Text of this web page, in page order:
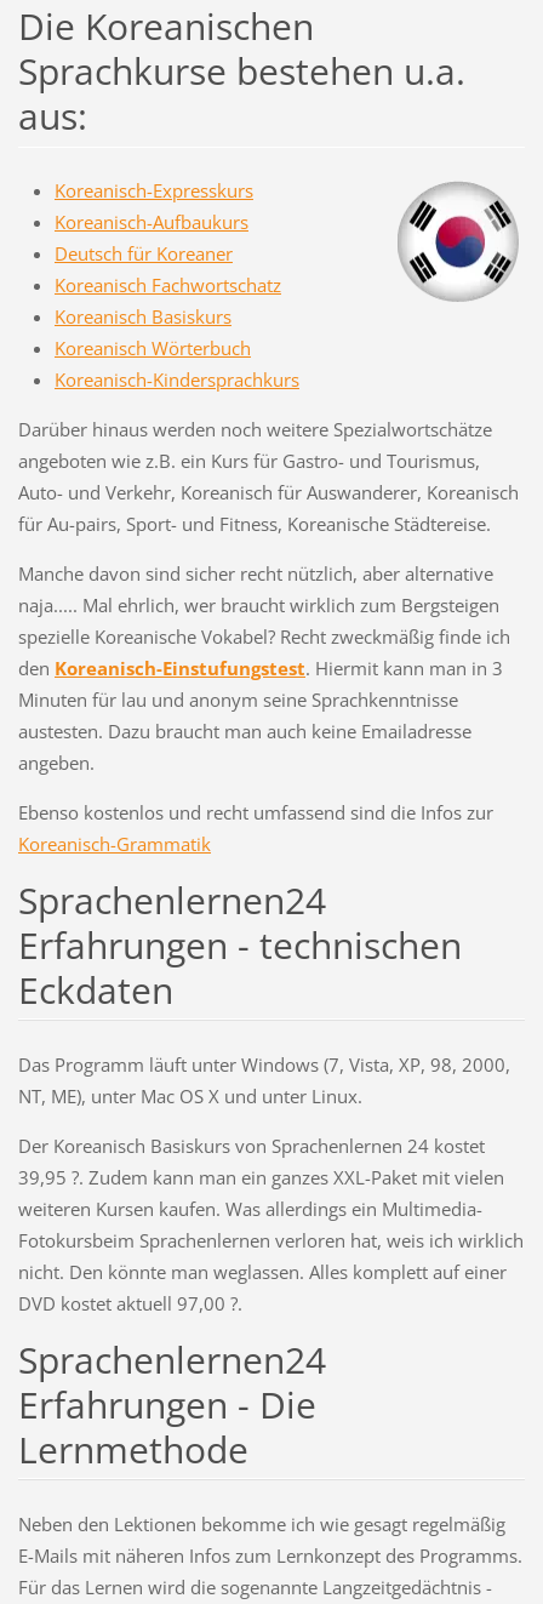
Die Koreanischen
Sprachkurse bestehen u.a.
aus:
Koreanisch-Expresskurs
Koreanisch-Aufbaukurs
Deutsch für Koreaner
Koreanisch Fachwortschatz
Koreanisch Basiskurs
Koreanisch Wörterbuch
Koreanisch-Kindersprachkurs
Darüber hinaus werden noch weitere Spezialwortschätze
angeboten wie z.B. ein Kurs für Gastro- und Tourismus,
Auto- und Verkehr, Koreanisch für Auswanderer, Koreanisch
für Au-pairs, Sport- und Fitness, Koreanische Städtereise.
Manche davon sind sicher recht nützlich, aber alternative
naja..... Mal ehrlich, wer braucht wirklich zum Bergsteigen
spezielle Koreanische Vokabel? Recht zweckmäßig finde ich
den Koreanisch-Einstufungstest. Hiermit kann man in 3
Minuten für lau und anonym seine Sprachkenntnisse
austesten. Dazu braucht man auch keine Emailadresse
angeben.
Ebenso kostenlos und recht umfassend sind die Infos zur
Koreanisch-Grammatik
Sprachenlernen24
Erfahrungen - technischen
Eckdaten
Das Programm läuft unter Windows (7, Vista, XP, 98, 2000,
NT, ME), unter Mac OS X und unter Linux.
Der Koreanisch Basiskurs von Sprachenlernen 24 kostet
39,95 ?. Zudem kann man ein ganzes XXL-Paket mit vielen
weiteren Kursen kaufen. Was allerdings ein Multimedia-
Fotokursbeim Sprachenlernen verloren hat, weis ich wirklich
nicht. Den könnte man weglassen. Alles komplett auf einer
DVD kostet aktuell 97,00 ?.
Sprachenlernen24
Erfahrungen - Die
Lernmethode
Neben den Lektionen bekomme ich wie gesagt regelmäßig
E-Mails mit näheren Infos zum Lernkonzept des Programms.
Für das Lernen wird die sogenannte Langzeitgedächtnis -